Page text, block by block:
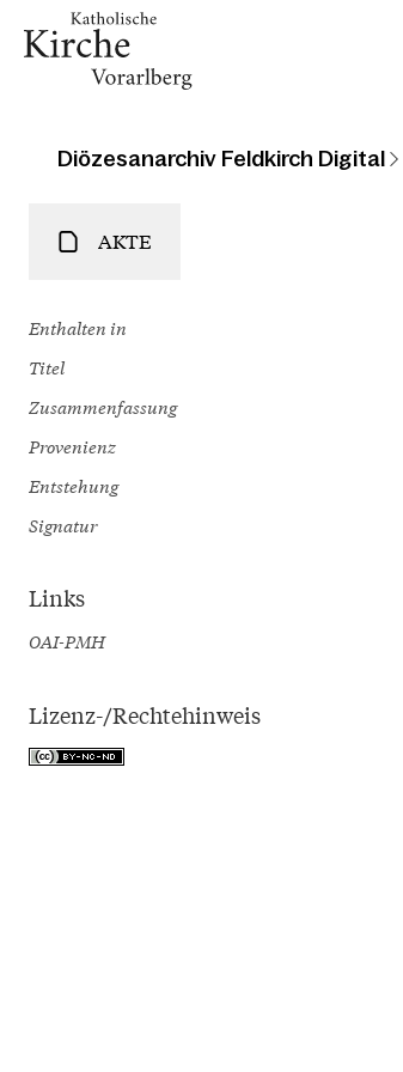
Diözesanarchiv Feldkirch Digital
AKTE
Enthalten in
Titel
Zusammenfassung
Provenienz
Entstehung
Signatur
Links
OAI-PMH
Lizenz-/Rechtehinweis